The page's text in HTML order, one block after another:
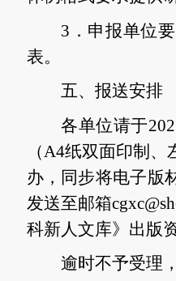
3．申报单位
表。
五、报送安排
各单位请于
（A4纸双面印制
办，同步将电子版
发送至邮箱
科新人文库》 出版
逾时不予受理